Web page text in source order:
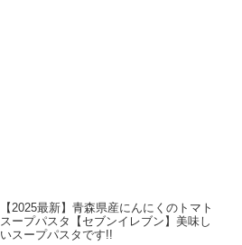
【2025最新】青森県産にんにくのトマト
スープパスタ【セブンイレブン】美味し
いスープパスタです!!